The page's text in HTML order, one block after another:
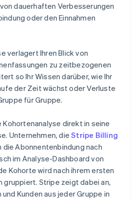
dauerhaften Verbesserungen
oder den Einnahmen
verlagert Ihren Blick von
zu zeitbezogenen
so Ihr Wissen darüber, wie Ihr
der Zeit wächst oder Verluste
für Gruppe.
direkt in seine
Unternehmen, dieStripe Billing
die Abonnentenbindung nach
im Analyse-Dashboard von
Kohorte wird nach ihrem ersten
gruppiert. Stripe zeigt dabei an,
Kunden aus jeder Gruppe in